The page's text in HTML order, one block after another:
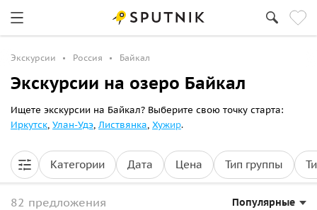
Экскурсии Россия Байкал
Экскурсии на озеро Байкал
Ищете экскурсии на Байкал? Выберите свою точку старта:
Иркутск, Улан-Удэ, Листвянка, Хужир.
Категории Дата Цена Тип группы
82 предложения Популярные